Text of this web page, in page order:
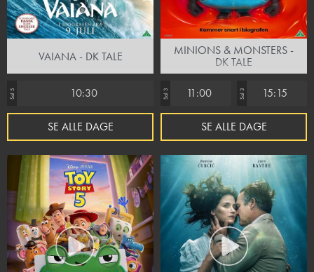
VAIANA - DK TALE
Sal 5 10:30
SE ALLE DAGE
MINIONS & MONSTERS -
DK TALE
Sal 3 11:00 Sal 3 15:15
SE ALLE DAGE